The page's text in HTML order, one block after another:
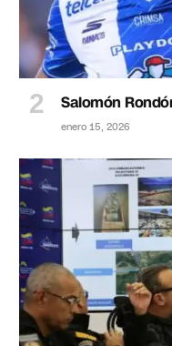
Salomón
enero 15, 2026